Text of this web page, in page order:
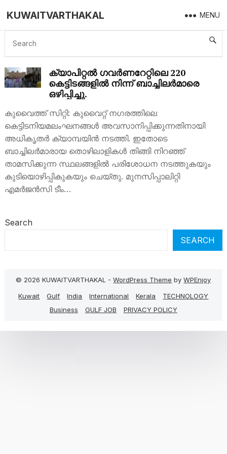
KUWAITVARTHAKAL MENU
BACHELORS
ക്യാപിറ്റൽ ഗവർണറേറ്റിലെ 220
കെട്ടിടങ്ങളിൽ നിന്ന് ബാച്ചിലർമാരെ
ഒഴിപ്പിച്ചു.
കുവൈത്ത് സിറ്റി: കുവൈറ്റ് ന​ഗരത്തിലെ
കെട്ടിടനിയമലംഘനങ്ങൾ അവസാനിപ്പിക്കുന്നതിനായി
അധികൃതർ ക്യാമ്പയിൻ നടത്തി. ഇതോടെ
ബാച്ചിലർമാരായ തൊഴിലാളികൾ തിങ്ങി നിറഞ്ഞ്
താമസിക്കുന്ന സ്ഥലങ്ങളിൽ പരിശോധന നടത്തുകയും
കുടിയൊഴിപ്പികുകയും ചെയ്തു. മുനസിപ്പാലിറ്റി
എമർജൻസി ടീം…
Search
SEARCH
© 2026 KUWAITVARTHAKAL -WordPress Theme byWPEnjoy
Kuwait
Gulf India International Kerala
TECHNOLOGY
Business
GULF JOB PRIVACY POLICY